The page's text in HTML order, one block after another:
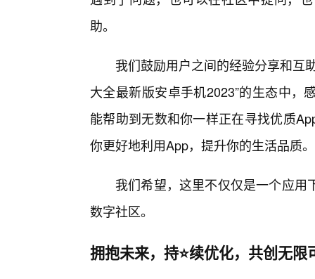
助。
我们鼓励用户之间的经验分享和互
大全最新版安卓手机2023”的生态中，
能帮助到无数和你一样正在寻找优质
你更好地利用App，提升你的生活品质。
我们希望，这里不仅仅是一个应
数字社区。
拥抱未来，持⭐续优化，共创无限